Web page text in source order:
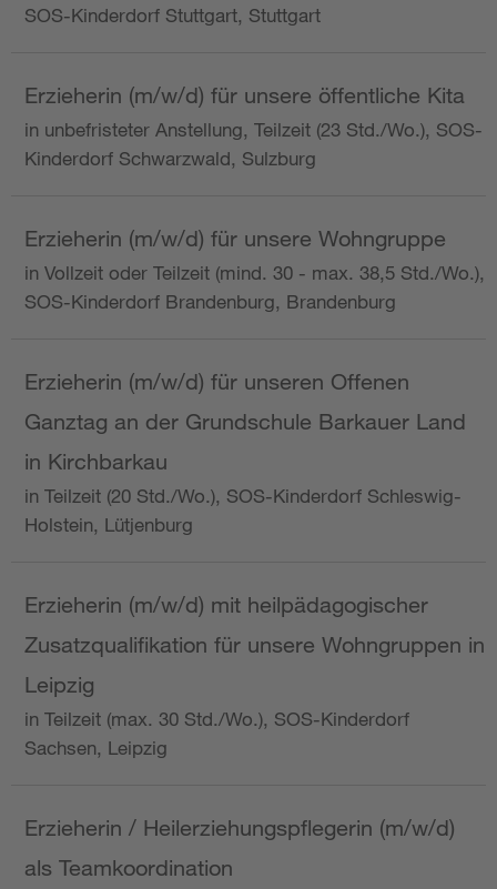
SOS-Kinderdorf Stuttgart, Stuttgart
Erzieherin (m/w/d) für unsere öffentliche Kita
in unbefristeter Anstellung, Teilzeit (23 Std./Wo.), SOS-
Kinderdorf Schwarzwald, Sulzburg
Erzieherin (m/w/d) für unsere Wohngruppe
in Vollzeit oder Teilzeit (mind. 30 - max. 38,5 Std./Wo.),
SOS-Kinderdorf Brandenburg, Brandenburg
Erzieherin (m/w/d) für unseren Offenen
Ganztag an der Grundschule Barkauer Land
in Kirchbarkau
in Teilzeit (20 Std./Wo.), SOS-Kinderdorf Schleswig-
Holstein, Lütjenburg
Erzieherin (m/w/d) mit heilpädagogischer
Zusatzqualifikation für unsere Wohngruppen in
Leipzig
in Teilzeit (max. 30 Std./Wo.), SOS-Kinderdorf
Sachsen, Leipzig
Erzieherin / Heilerziehungspflegerin (m/w/d)
als Teamkoordination